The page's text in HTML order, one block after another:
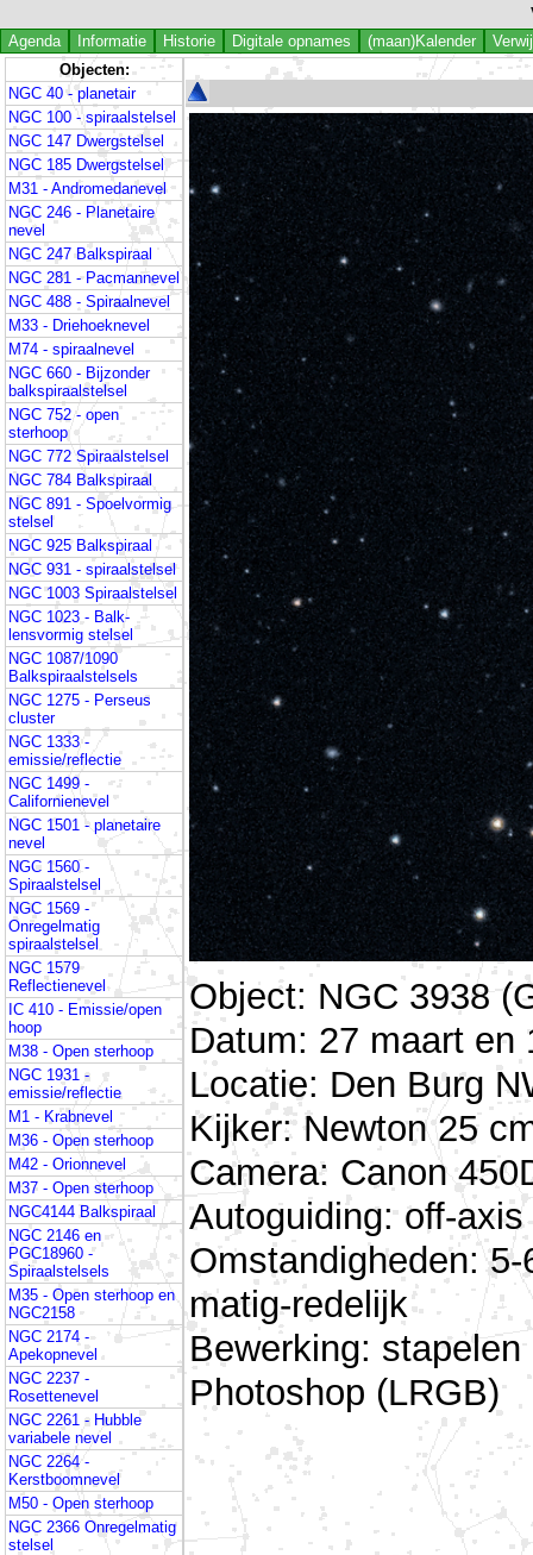
Agenda Informatie Historie Digitale opnames (maan)Kalender
Objecten:
NGC 40 - planetair
NGC 100 - spiraalstelsel
NGC 147 Dwergstelsel
NGC 185 Dwergstelsel
M31 - Andromedanevel
NGC 246 - Planetaire
nevel
NGC 247 Balkspiraal
NGC 281 - Pacmannevel
NGC 488 - Spiraalnevel
M33 - Driehoeknevel
M74 - spiraalnevel
NGC 660 - Bijzonder
balkspiraalstelsel
NGC 752 - open
sterhoop
NGC 772 Spiraalstelsel
NGC 784 Balkspiraal
NGC 891 - Spoelvormig
stelsel
NGC 925 Balkspiraal
NGC 931 - spiraalstelsel
NGC 1003 Spiraalstelsel
NGC 1023 - Balk-
lensvormig stelsel
NGC 1087/1090
Balkspiraalstelsels
NGC 1275 - Perseus
cluster
NGC 1333 -
emissie/reflectie
NGC 1499 -
Californienevel
NGC 1501 - planetaire
nevel
NGC 1560 -
Spiraalstelsel
NGC 1569 -
Onregelmatig
spiraalstelsel
NGC 1579
Reflectienevel
IC 410 - Emissie/open
hoop
M38 - Open sterhoop
NGC 1931 -
emissie/reflectie
M1 - Krabnevel
M36 - Open sterhoop
M42 - Orionnevel
M37 - Open sterhoop
NGC4144 Balkspiraal
NGC 2146 en
PGC18960 -
Spiraalstelsels
M35 - Open sterhoop en
NGC2158
NGC 2174 -
Apekopnevel
NGC 2237 -
Rosettenevel
NGC 2261 - Hubble
variabele nevel
NGC 2264 -
Kerstboomnevel
M50 - Open sterhoop
NGC 2366 Onregelmatig
stelsel
Object: NGC 3938
Datum: 27 maart en
Locatie: Den Burg
Kijker: Newton 25
Camera: Canon
Autoguiding: off-
Omstandigheden:
matig-redelijk
Bewerking:
Photoshop (LRGB)